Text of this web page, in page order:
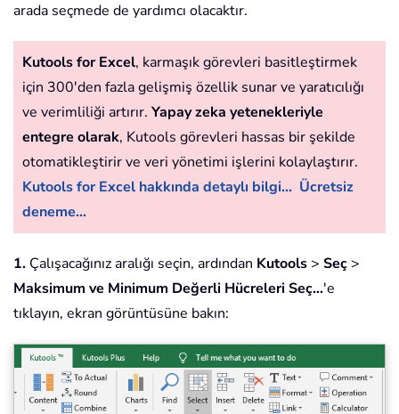
arada seçmede de yardımcı olacaktır.
Kutools for Excel, karmaşık görevleri basitleştirmek
için 300'den fazla gelişmiş özellik sunar ve yaratıcılığı
ve verimliliği artırır. Yapay zeka yetenekleriyle
entegre olarak, Kutools görevleri hassas bir şekilde
otomatikleştirir ve veri yönetimi işlerini kolaylaştırır.
Kutools for Excel hakkında detaylı bilgi... Ücretsiz
deneme...
1. Çalışacağınız aralığı seçin, ardından Kutools > Seç >
Maksimum ve Minimum Değerli Hücreleri Seç…'e
tıklayın, ekran görüntüsüne bakın: